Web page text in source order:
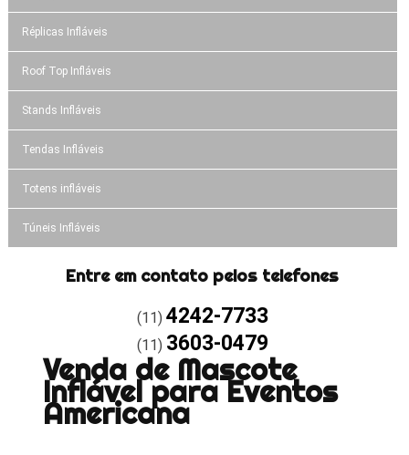
Réplicas Infláveis
Roof Top Infláveis
Stands Infláveis
Tendas Infláveis
Totens infláveis
Túneis Infláveis
Entre em contato pelos telefones
(11) 4242-7733
(11) 3603-0479
Venda de Mascote
Inflável para Eventos
Americana